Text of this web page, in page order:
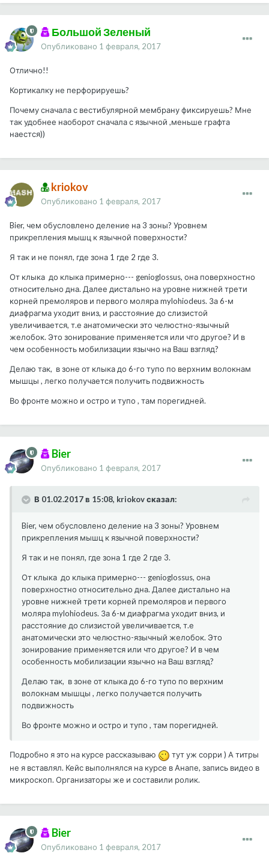
Большой Зеленый
Опубликовано 1 февраля, 2017
Отлично!!
Кортикалку не перфорируешь?
Почему сначала с вестибулярной мембрану фиксируешь? Мне
так удобнее наоборот сначала с язычной ,меньше графта
наестся))
kriokov
Опубликовано 1 февраля, 2017
Bier, чем обусловлено деление на 3 зоны? Уровнем
прикрепления мышц к язычной поверхности?
Я так и не понял, где зона 1 где 2 где 3.
От клыка до клыка примерно--- genioglossus, она поверхностно
относительно дна. Далее дистально на уровне нижней трети
корней премоляров и первого моляра mylohiodeus. За 6-м
диафрагма уходит вниз, и расстояние до слизистой
увеличивается, т.е анатомически это челюстно-язычный
желобок. Это зонирование применяется или что другое? И в
чем особенность мобилизации язычно на Ваш взгляд?
Делаю так, в зоне от клыка до 6-го тупо по верхним волокнам
мышцы , легко получается получить подвижность
Во фронте можно и остро и тупо , там порегидней.
Bier
Опубликовано 1 февраля, 2017
В 01.02.2017 в 15:08, kriokov сказал:
Bier, чем обусловлено деление на 3 зоны? Уровнем
прикрепления мышц к язычной поверхности?
Я так и не понял, где зона 1 где 2 где 3.
От клыка до клыка примерно--- genioglossus, она
поверхностно относительно дна. Далее дистально на
уровне нижней трети корней премоляров и первого
моляра mylohiodeus. За 6-м диафрагма уходит вниз, и
расстояние до слизистой увеличивается, т.е
анатомически это челюстно-язычный желобок. Это
зонирование применяется или что другое? И в чем
особенность мобилизации язычно на Ваш взгляд?
Делаю так, в зоне от клыка до 6-го тупо по верхним
волокнам мышцы , легко получается получить
подвижность
Во фронте можно и остро и тупо , там порегидней.
Подробно я это на курсе рассказываю
тут уж сорри ) А титры
не я вставлял. Кейс выполнялся на курсе в Анапе, запись видео в
микроскоп. Организаторы же и составили ролик.
Bier
Опубликовано 1 февраля, 2017